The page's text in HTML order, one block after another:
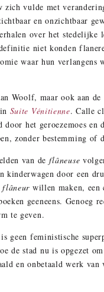
zich vulde met
en onzichtbaar
over het stedelijke
niet konden
waar hun
Woolf, maar ook aan
Suite Vénitienne. Calle
het geroezemoes en
zonder bestemming of
van de flâneuse
kinderwagen door een
flâneur willen maken, een
geeneens.
te geven.
feministische
de stad nu is opgezet
en onbetaald werk